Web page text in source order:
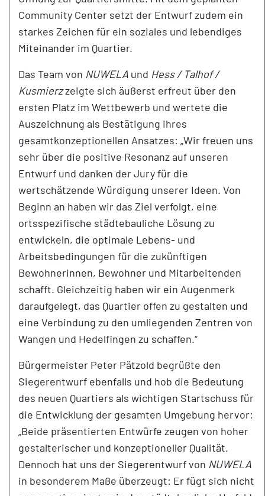
Community Center setzt der Entwurf zudem ein
starkes Zeichen für ein soziales und lebendiges
Miteinander im Quartier.
Das Team von NUWELA und Hess / Talhof /
Kusmierzzeigte sich äußerst erfreut über den
ersten Platz im Wettbewerb und wertete die
Auszeichnung als Bestätigung ihres
gesamtkonzeptionellen Ansatzes: „Wir freuen uns
sehr über die positive Resonanz auf unseren
Entwurf und danken der Jury für die
wertschätzende Würdigung unserer Ideen. Von
Beginn an haben wir das Ziel verfolgt, eine
ortsspezifische städtebauliche Lösung zu
entwickeln, die optimale Lebens- und
Arbeitsbedingungen für die zukünftigen
Bewohnerinnen, Bewohner und Mitarbeitenden
schafft. Gleichzeitig haben wir ein Augenmerk
daraufgelegt, das Quartier offen zu gestalten und
eine Verbindung zu den umliegenden Zentren von
Wangen und Hedelfingen zu schaffen.“
Bürgermeister Peter Pätzold begrüßte den
Siegerentwurf ebenfalls und hob die Bedeutung
des neuen Quartiers als wichtigen Startschuss für
die Entwicklung der gesamten Umgebung hervor:
„Beide präsentierten Entwürfe zeugen von hoher
gestalterischer und konzeptioneller Qualität.
Dennoch hat uns der Siegerentwurf von NUWELA
in besonderem Maße überzeugt: Er fügt sich nicht